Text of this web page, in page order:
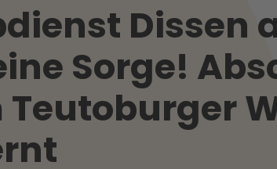
Dissen
Sorge!
Teutoburger